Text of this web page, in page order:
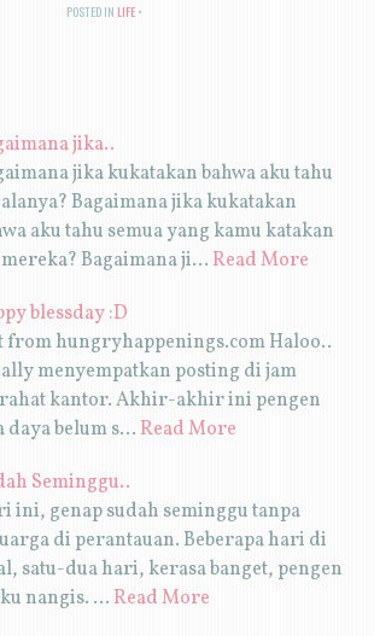
POSTED IN LIFE
jika..
jika kukatakan bahwa aku tahu
Bagaimana jika kukatakan
aku tahu semua yang kamu katakan
Bagaimana ji… Read More
blessday :D
from hungryhappenings.com Haloo..
menyempatkan posting di jam
kantor. Akhir-akhir ini pengen
daya belum s… Read More
Seminggu..
ini, genap sudah seminggu tanpa
di perantauan. Beberapa hari di
satu-dua hari, kerasa banget, pengen
nangis. … Read More